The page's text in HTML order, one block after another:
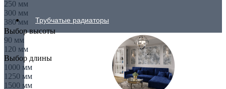
Трубчатые радиаторы
250 мм
300 мм
380 мм
Выбор высоты
90 мм
120 мм
Выбор длины
1000 мм
1250 мм
1500 мм